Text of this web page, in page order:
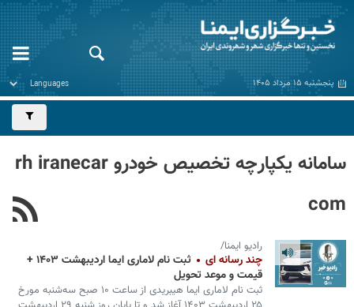
پنجشنبه ۱۵ مرداد ۱۴۰۵
سامانه یکپارچه تخصیص خودرو rh iranecar
com
رادیو ایمنا/
چند رسانه ای
ثبت نام لاماری ایما اردیبهشت ۱۴۰۳ +
قیمت و موعد تحویل
ثبت نام لاماری ایما هیبریدی از ساعت ۱۰ صبح سه‌شنبه مورخ